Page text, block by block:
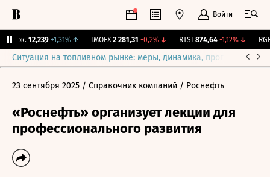
Войти
Бирж. 12,239 +1,31% ↑ IMOEX 2 281,31 -0,2%↓ RTSI 874,64 -1,12%↓ RGBI
Ситуация на топливном рынке: меры, динамика, прогнозы
23 сентября 2025 / Справочник компаний / Роснефть
«Роснефть» организует лекции для
профессионального развития